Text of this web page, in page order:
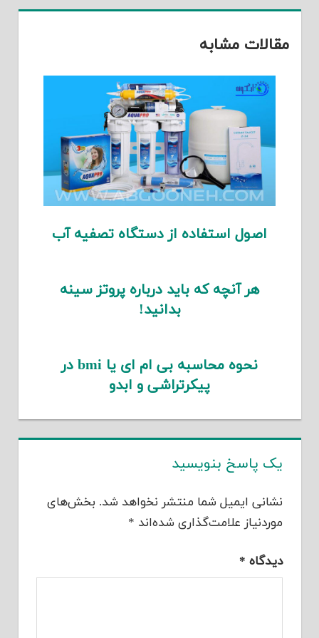
مقالات مشابه
اصول استفاده از دستگاه تصفیه آب
هر آنچه که باید درباره پروتز سینه
بدانید!
نحوه محاسبه بی ام ای یا bmi در
پیکرتراشی و ابدو
یک پاسخ بنویسید
نشانی ایمیل شما منتشر نخواهد شد. بخش‌های
موردنیاز علامت‌گذاری شده‌اند *
دیدگاه *